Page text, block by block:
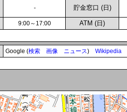
- 貯金窓口 (日)
9:00～17:00 ATM (日)
Google (検索 画像 ニュース) Wikipedia